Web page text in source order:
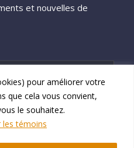
pour améliorer votre
que cela vous convient,
le souhaitez.
les témoins
et nouvelles de